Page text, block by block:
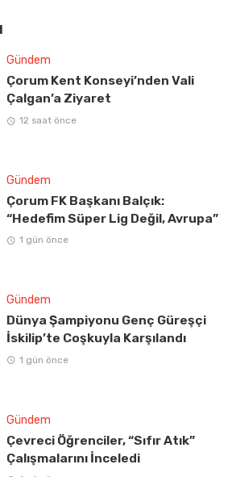
Gündem
Çorum Kent Konseyi’nden Vali
Çalgan’a Ziyaret
12 saat önce
Gündem
Çorum FK Başkanı Balçık:
“Hedefim Süper Lig Değil, Avrupa”
1 gün önce
Gündem
Dünya Şampiyonu Genç Güreşçi
İskilip’te Coşkuyla Karşılandı
1 gün önce
Gündem
Çevreci Öğrenciler, “Sıfır Atık”
Çalışmalarını İnceledi